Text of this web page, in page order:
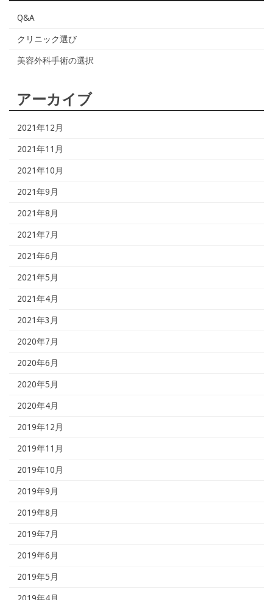
Q&A
クリニック選び
美容外科手術の選択
アーカイブ
2021年12月
2021年11月
2021年10月
2021年9月
2021年8月
2021年7月
2021年6月
2021年5月
2021年4月
2021年3月
2020年7月
2020年6月
2020年5月
2020年4月
2019年12月
2019年11月
2019年10月
2019年9月
2019年8月
2019年7月
2019年6月
2019年5月
2019年4月